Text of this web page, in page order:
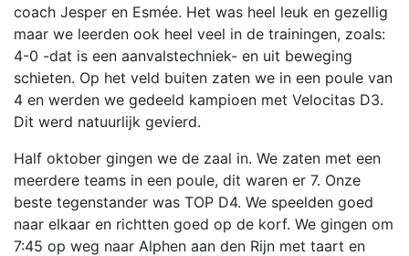
coach Jesper en Esmée. Het was heel leuk en gezellig
maar we leerden ook heel veel in de trainingen, zoals:
4-0 -dat is een aanvalstechniek- en uit beweging
schieten. Op het veld buiten zaten we in een poule van
4 en werden we gedeeld kampioen met Velocitas D3.
Dit werd natuurlijk gevierd.
Half oktober gingen we de zaal in. We zaten met een
meerdere teams in een poule, dit waren er 7. Onze
beste tegenstander was TOP D4. We speelden goed
naar elkaar en richtten goed op de korf. We gingen om
7:45 op weg naar Alphen aan den Rijn met taart en